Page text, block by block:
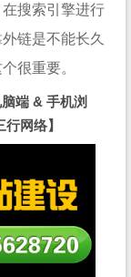
搜索引擎进行
链是不能长久
很重要。
端 & 手机浏
网络】